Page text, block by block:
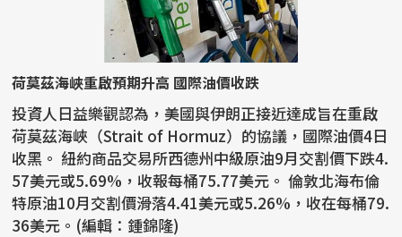
荷莫茲海峽重啟預期升高 國際油價收跌
投資人日益樂觀認為，美國與伊朗正接近達成旨在重啟
荷莫茲海峽（Strait of Hormuz）的協議，國際油價4日
收黑。 紐約商品交易所西德州中級原油9月交割價下跌4.
57美元或5.69%，收報每桶75.77美元。 倫敦北海布倫
特原油10月交割價滑落4.41美元或5.26%，收在每桶79.
36美元。(編輯：鍾錦隆)